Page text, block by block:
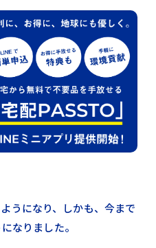
うになり、しかも、今まで
なりました。